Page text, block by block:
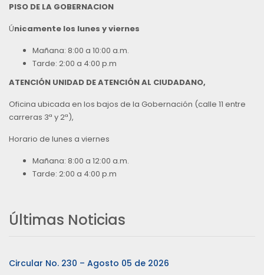
PISO DE LA GOBERNACION
Únicamente los lunes y viernes
Mañana: 8:00 a 10:00 a.m.
Tarde: 2:00 a 4:00 p.m
ATENCIÓN UNIDAD DE ATENCIÓN AL CIUDADANO,
Oficina ubicada en los bajos de la Gobernación (calle 11 entre
carreras 3ª y 2ª),
Horario de lunes a viernes
Mañana: 8:00 a 12:00 a.m.
Tarde: 2:00 a 4:00 p.m
Últimas Noticias
Circular No. 230 – Agosto 05 de 2026